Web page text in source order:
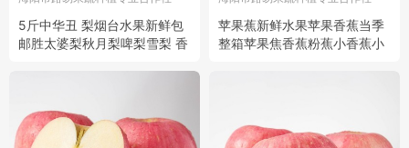
5斤中华丑 梨烟台水果新鲜包
邮胜太婆梨秋月梨啤梨雪梨 香
苹果蕉新鲜水果苹果香蕉当季
整箱苹果焦香蕉粉蕉小香蕉小